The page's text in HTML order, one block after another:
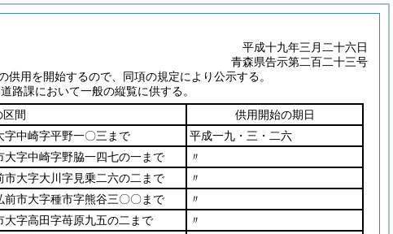
平成十九年三月二十六日
青森県告示第二百二十三号
用を開始するので、同項の規定により公示する。
路課において一般の縦覧に供する。
間
供用開始の期日
中崎字平野一〇三まで
平成一九・三・二六
字中崎字野脇一四七の一まで
〃
大字大川字見乗二六の二まで
〃
市大字種市字熊谷三〇〇まで
〃
字高田字苺原九五の二まで
〃